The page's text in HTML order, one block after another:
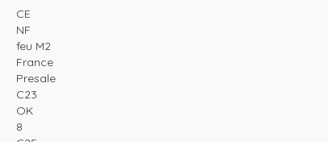
CE
NF
feu M2
France
Presale
C23
OK
8